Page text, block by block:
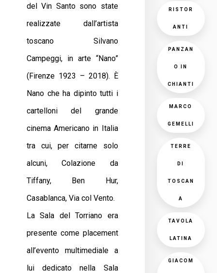
del Vin Santo sono state
realizzate dall’artista
toscano Silvano
Campeggi, in arte “Nano”
(Firenze 1923 – 2018). È
Nano che ha dipinto tutti i
cartelloni del grande
cinema Americano in Italia
tra cui, per citarne solo
alcuni, Colazione da
Tiffany, Ben Hur,
Casablanca, Via col Vento.
La Sala del Torriano era
presente come placement
all’evento multimediale a
lui dedicato nella Sala
RISTOR
ANTI
PANZAN
O IN
CHIANTI
MARCO
GEMELLI
TERRE
DI
TOSCAN
A
TAVOLA
LATINA
GIACOM